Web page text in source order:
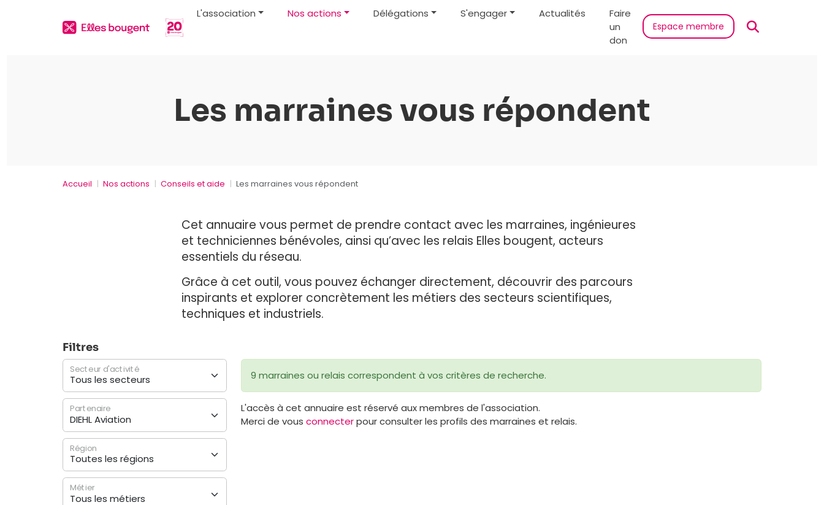
L'association Nos actions Délégations S'engager Actualités
Faire
un
don
Espace membre
Les marraines vous répondent
Accueil Nos actions Conseils et aide Les marraines vous répondent
Cet annuaire vous permet de prendre contact avec les marraines, ingénieures
et techniciennes bénévoles, ainsi qu’avec les relais Elles bougent, acteurs
essentiels du réseau.
Grâce à cet outil, vous pouvez échanger directement, découvrir des parcours
inspirants et explorer concrètement les métiers des secteurs scientifiques,
techniques et industriels.
Filtres
Secteur d'activité
Partenaire
Région
Métier
9 marraines ou relais correspondent à vos critères de recherche.
L'accès à cet annuaire est réservé aux membres de l'association.
Merci de vous connecterpour consulter les profils des marraines et relais.